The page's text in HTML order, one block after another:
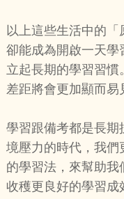
以上這些生活中的「
卻能成為開啟一天學
立起長期的學習習
差距將會更加顯而易
學習跟備考都是長期
境壓力的時代，我們
的學習法，來幫助
收穫更良好的學習成